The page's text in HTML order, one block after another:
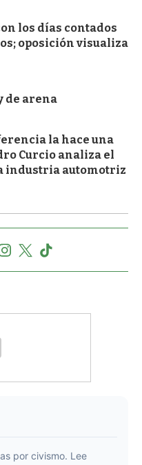
los días contados
oposición visualiza
de arena
la hace una
Curcio analiza el
industria automotriz